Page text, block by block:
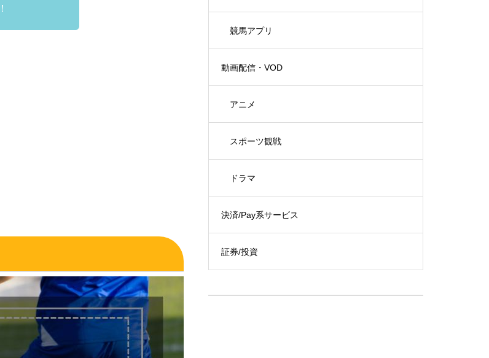
競馬アプリ
動画配信・VOD
アニメ
スポーツ観戦
ドラマ
決済/Pay系サービス
証券/投資